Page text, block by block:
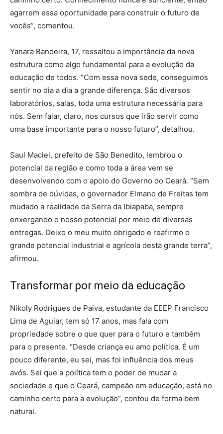
agarrem essa oportunidade para construir o futuro de
vocês”, comentou.
Yanara Bandeira, 17, ressaltou a importância da nova
estrutura como algo fundamental para a evolução da
educação de todos. “Com essa nova sede, conseguimos
sentir no dia a dia a grande diferença. São diversos
laboratórios, salas, toda uma estrutura necessária para
nós. Sem falar, claro, nos cursos que irão servir como
uma base importante para o nosso futuro”, detalhou.
Saul Maciel, prefeito de São Benedito, lembrou o
potencial da região e como toda a área vem se
desenvolvendo com o apoio do Governo do Ceará. “Sem
sombra de dúvidas, o governador Elmano de Freitas tem
mudado a realidade da Serra da Ibiapaba, sempre
enxergando o nosso potencial por meio de diversas
entregas. Deixo o meu muito obrigado e reafirmo o
grande potencial industrial e agrícola desta grande terra”,
afirmou.
Transformar por meio da educação
Nikoly Rodrigues de Paiva, estudante da EEEP Francisco
Lima de Aguiar, tem só 17 anos, mas fala com
propriedade sobre o que quer para o futuro e também
para o presente. “Desde criança eu amo política. É um
pouco diferente, eu sei, mas foi influência dos meus
avós. Sei que a política tem o poder de mudar a
sociedade e que o Ceará, campeão em educação, está no
caminho certo para a evolução”, contou de forma bem
natural.